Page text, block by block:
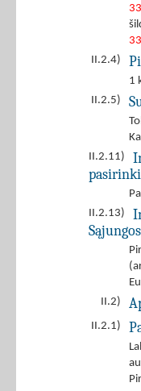
II.2.4)
1
II.2.5)
II.2.11)
II.2.13)
II.2)
II.2.1)